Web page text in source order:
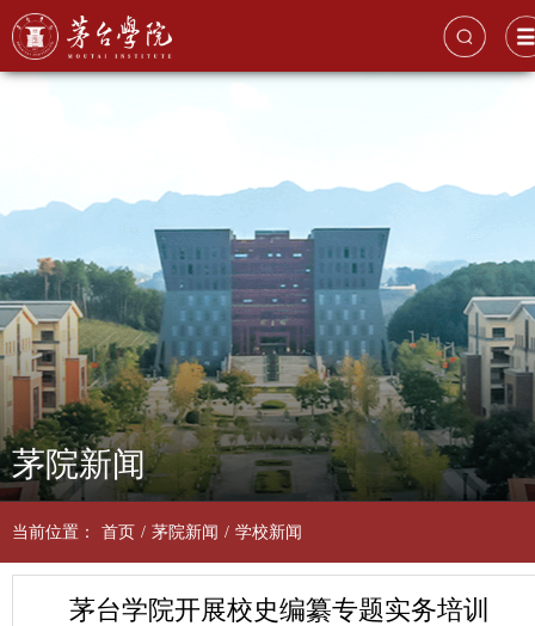
茅院新闻
当前位置： 首页 / 茅院新闻 / 学校新闻
茅台学院开展校史编纂专题实务培训